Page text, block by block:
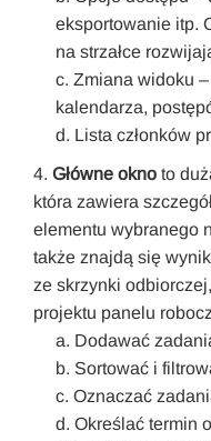
eksportowanie itp.
na strzałce
Zmiana widoku
kalendarza,
Lista członków
Główne okno to
która zawiera
elementu wybranego
także znajdą się
ze skrzynki
projektu panelu
Dodawać
Sortować i
Oznaczać
Określać termin